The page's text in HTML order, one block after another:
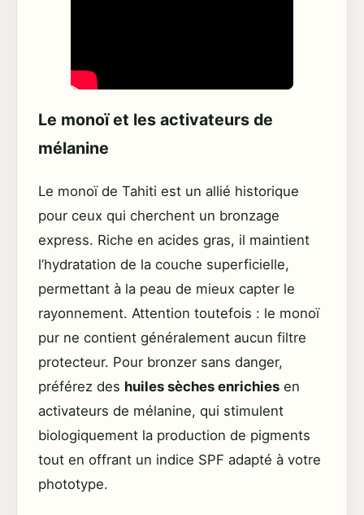
Le monoï et les activateurs de
mélanine
Le monoï de Tahiti est un allié historique
pour ceux qui cherchent un bronzage
express. Riche en acides gras, il maintient
l’hydratation de la couche superficielle,
permettant à la peau de mieux capter le
rayonnement. Attention toutefois : le monoï
pur ne contient généralement aucun filtre
protecteur. Pour bronzer sans danger,
préférez des huiles sèches enrichies en
activateurs de mélanine, qui stimulent
biologiquement la production de pigments
tout en offrant un indice SPF adapté à votre
phototype.